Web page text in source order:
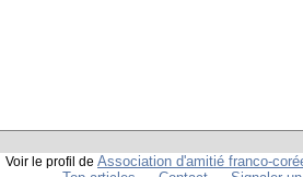
Voir le profil de Association d'amitié franco-